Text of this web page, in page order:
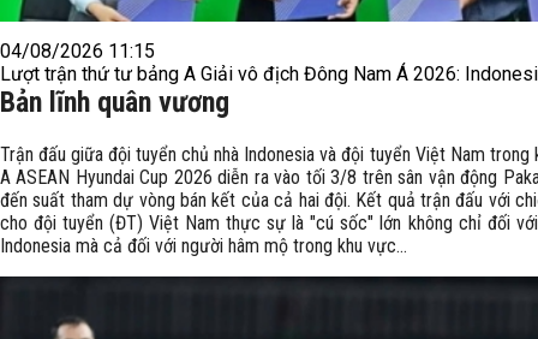
04/08/2026 11:15
Lượt trận thứ tư bảng A Giải vô địch Đông Nam Á 2026:
Bản lĩnh quân vương
Trận đấu giữa đội tuyển chủ nhà Indonesia và đội tuyển Việt Nam
A ASEAN Hyundai Cup 2026 diễn ra vào tối 3/8 trên sân vận động
đến suất tham dự vòng bán kết của cả hai đội. Kết quả trận đấu với
cho đội tuyển (ĐT) Việt Nam thực sự là "cú sốc" lớn không chỉ đối
Indonesia mà cả đối với người hâm mộ trong khu vực...